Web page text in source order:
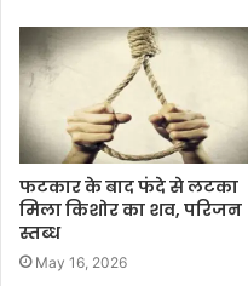
फटकार के बाद फंदे से लटका
मिला किशोर का शव, परिजन
स्तब्ध
May 16, 2026